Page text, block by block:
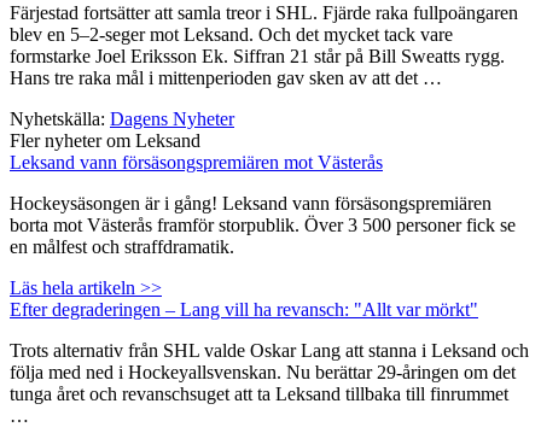
Färjestad fortsätter att samla treor i SHL. Fjärde raka fullpoängaren
blev en 5–2-seger mot Leksand. Och det mycket tack vare
formstarke Joel Eriksson Ek. Siffran 21 står på Bill Sweatts rygg.
Hans tre raka mål i mittenperioden gav sken av att det …
Nyhetskälla: Dagens Nyheter
Fler nyheter om Leksand
Leksand vann försäsongspremiären mot Västerås
Hockeysäsongen är i gång! Leksand vann försäsongspremiären
borta mot Västerås framför storpublik. Över 3 500 personer fick se
en målfest och straffdramatik.
Läs hela artikeln >>
Efter degraderingen – Lang vill ha revansch: "Allt var mörkt"
Trots alternativ från SHL valde Oskar Lang att stanna i Leksand och
följa med ned i Hockeyallsvenskan. Nu berättar 29-åringen om det
tunga året och revanschsuget att ta Leksand tillbaka till finrummet
…